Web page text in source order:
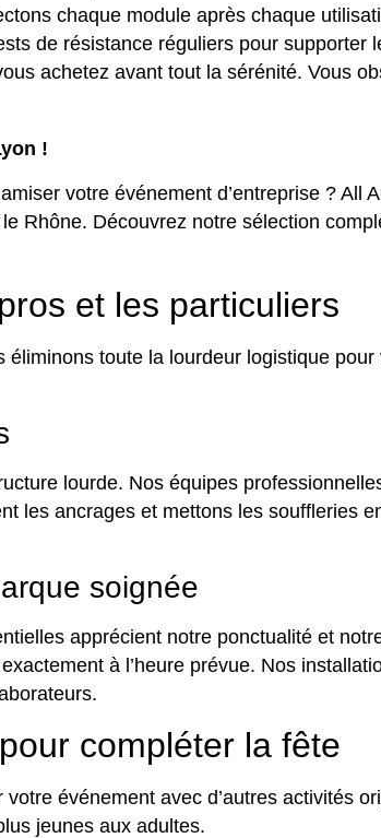
chaque module après chaque
de résistance réguliers pour supporter
achetez avant tout la sérénité. Vous
!
votre événement d’entreprise ? All
Rhône. Découvrez notre sélection
et les particuliers
toute la lourdeur logistique
lourde. Nos équipes
les ancrages et mettons les souffleries
soignée
apprécient notre ponctualité et
à l’heure prévue. Nos
compléter la fête
événement avec d’autres activités
jeunes aux adultes.